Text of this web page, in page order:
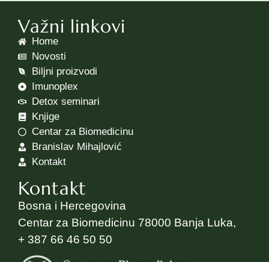
Važni linkovi
Home
Novosti
Biljni proizvodi
Imunoplex
Detox seminari
Knjige
Centar za Biomedicinu
Branislav Mihajlović
Kontakt
Kontakt
Bosna i Hercegovina
Centar za Biomedicinu 78000 Banja Luka,
+ 387 66 46 50 50